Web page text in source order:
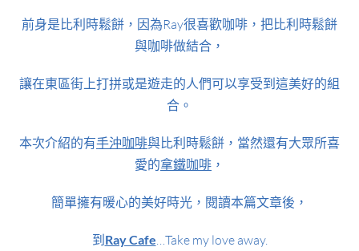
前身是比利時鬆餅，因為Ray很喜歡咖啡，把比利時鬆餅
與咖啡做結合，
讓在東區街上打拼或是遊走的人們可以享受到這美好的組
合。
本次介紹的有手沖咖啡與比利時鬆餅，當然還有大眾所喜
愛的拿鐵咖啡 ，
簡單擁有暖心的美好時光，閱讀本篇文章後，
到Ray Cafe …Take my love away.